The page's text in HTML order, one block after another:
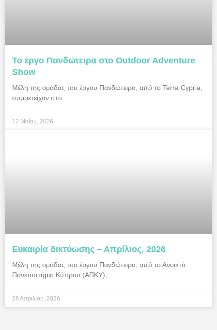
Το έργο Πανδώτειρα στο Outdoor Adventure
Show
Μέλη της ομάδας του έργου Πανδώτειρα, από το Terra Cypria,
συμμετείχαν στο
12 Μαΐου, 2026
Ευκαιρία δικτύωσης – Απρίλιος, 2026
Μέλη της ομάδας του έργου Πανδώτειρα, από το Ανοικτό
Πανεπιστήμιο Κύπρου (ΑΠΚΥ),
28 Απριλίου, 2026